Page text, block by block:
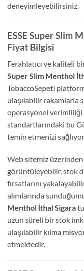
deneyimleyebilirsiniz.
ESSE Super Slim
Fiyat Bilgisi
Ferahlatıcı ve kaliteli
Super Slim Menthol
TobaccoSepeti
ulaşılabilir rakamlarla
operasyonel verimliliği
standartlarındaki bu
temin etmenizi
Web sitemiz
görüntüleyebilir, stok
fırsatlarını
alımlarında
Menthol İthal Sigara
uzun süreli bir stok
ulaşılabilir kılma
etmektedir.